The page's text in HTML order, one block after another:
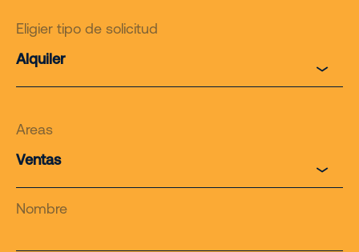
Eligier tipo de solicitud
Areas
Nombre